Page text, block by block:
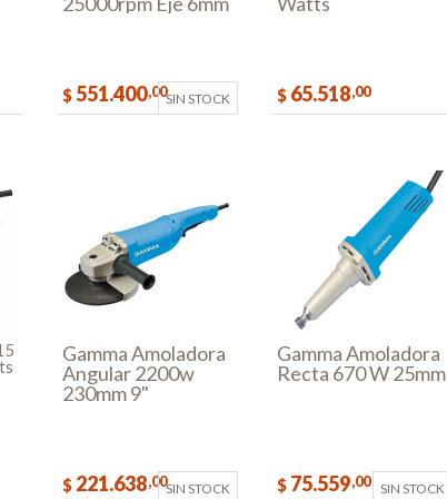
$ 551.400,00SIN STOCK $ 65.518,00
Gamma Amoladora
Angular 2200w
230mm 9"
$ 221.638,00SIN STOCK
Gamma Amoladora
Recta 670 W 25mm
$ 75.559,00 SIN STOCK